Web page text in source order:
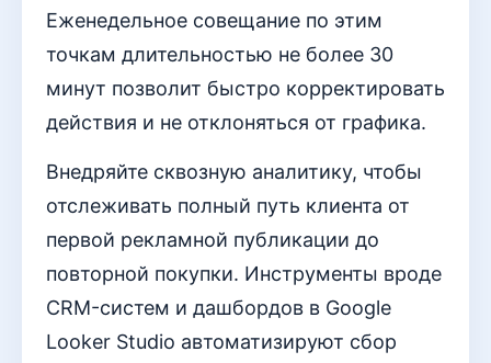
Еженедельное совещание по этим
точкам длительностью не более 30
минут позволит быстро корректировать
действия и не отклоняться от графика.
Внедряйте сквозную аналитику, чтобы
отслеживать полный путь клиента от
первой рекламной публикации до
повторной покупки. Инструменты вроде
CRM-систем и дашбордов в Google
Looker Studio автоматизируют сбор